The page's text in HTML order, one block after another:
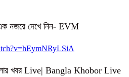
নজরে দেখে নিন- EVM
খবর Live| Bangla Khobor Live